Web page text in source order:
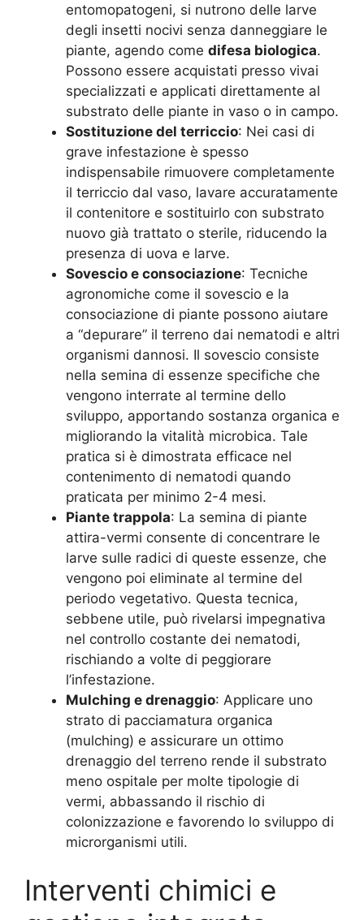
entomopatogeni, si nutrono delle larve
degli insetti nocivi senza danneggiare le
piante, agendo come difesa biologica.
Possono essere acquistati presso vivai
specializzati e applicati direttamente al
substrato delle piante in vaso o in campo.
Sostituzione del terriccio: Nei casi di
grave infestazione è spesso
indispensabile rimuovere completamente
il terriccio dal vaso, lavare accuratamente
il contenitore e sostituirlo con substrato
nuovo già trattato o sterile, riducendo la
presenza di uova e larve.
Sovescio e consociazione: Tecniche
agronomiche come il sovescio e la
consociazione di piante possono aiutare
a “depurare” il terreno dai nematodi e altri
organismi dannosi. Il sovescio consiste
nella semina di essenze specifiche che
vengono interrate al termine dello
sviluppo, apportando sostanza organica e
migliorando la vitalità microbica. Tale
pratica si è dimostrata efficace nel
contenimento di nematodi quando
praticata per minimo 2-4 mesi.
Piante trappola: La semina di piante
attira-vermi consente di concentrare le
larve sulle radici di queste essenze, che
vengono poi eliminate al termine del
periodo vegetativo. Questa tecnica,
sebbene utile, può rivelarsi impegnativa
nel controllo costante dei nematodi,
rischiando a volte di peggiorare
l’infestazione.
Mulching e drenaggio: Applicare uno
strato di pacciamatura organica
(mulching) e assicurare un ottimo
drenaggio del terreno rende il substrato
meno ospitale per molte tipologie di
vermi, abbassando il rischio di
colonizzazione e favorendo lo sviluppo di
microrganismi utili.
Interventi chimici e